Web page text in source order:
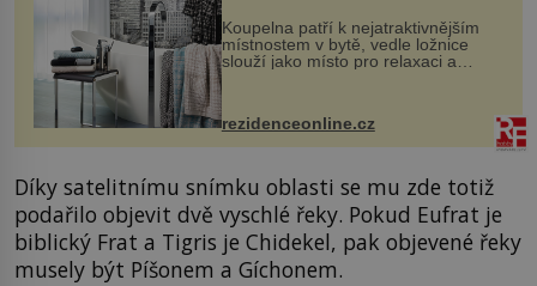
Koupelna patří k nejatraktivnějším
místnostem v bytě, vedle ložnice
slouží jako místo pro relaxaci a
odpočinek. Koupelnový textil –
ručníky, osušky a koberečky –
mohou jako mávnutím kouzelného
proutku...
rezidenceonline.cz
Díky satelitnímu snímku oblasti se mu zde totiž
podařilo objevit dvě vyschlé řeky. Pokud Eufrat je
biblický Frat a Tigris je Chidekel, pak objevené řeky
musely být Píšonem a Gíchonem.